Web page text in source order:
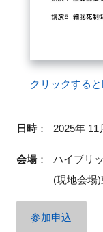
クリックする
日時： 2025年 11
会場：
ハイブリ
(現地会場
参加申込